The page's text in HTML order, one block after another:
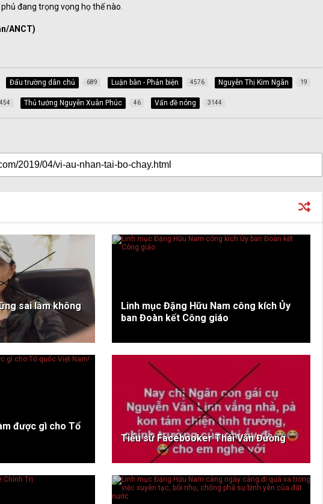
đang trọng vọng họ thế nào.
ANCT)
Đấu trường dân chủ 689 Luận bàn - Phản biện 4576 Nguyễn Thị Kim Ngân 19
454 Thủ tướng Nguyễn Xuân Phúc 46 Vấn đề nóng 3144
sai lầm không
Linh mục Đặng Hữu Nam công kích Ủy
ban Đoàn kết Công giáo
được gì cho Tổ
Tiểu sử Facebooker Thái Văn Đường